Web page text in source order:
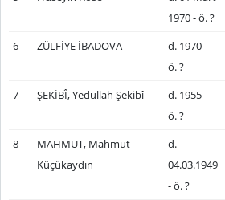
1970 - ö. ?
6 ZÜLFİYE İBADOVA
d. 1970 -
ö. ?
7 ŞEKİBÎ, Yedullah Şekibî
d. 1955 -
ö. ?
8
MAHMUT, Mahmut
Küçükaydın
d.
04.03.1949
- ö. ?